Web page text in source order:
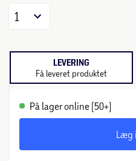
1
LEVERING
Få leveret produktet
På lager online (50+)
Læg